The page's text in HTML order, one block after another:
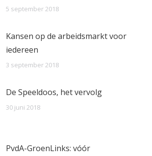
5 september 2018
Kansen op de arbeidsmarkt voor
iedereen
3 september 2018
De Speeldoos, het vervolg
30 juni 2018
PvdA-GroenLinks: vóór